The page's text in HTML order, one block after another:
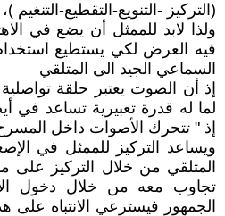
(التركيز -التنويع-التقطيع-التنغيم )،
ولذا لابد للممثل أن يضع في
فيه العرض لكي يستطيع
السماعي الجيد الى المتلقي
إذ أن الصوت يعتبر حلقة
لما له قدرة تعبيرية تساعد في
إذ " تتحرك الأصوات داخل
ويساعد التركيز للممثل في
المتلقي من خلال التركيز على
تجاوب معه من خلال دخول
الجمهور فيسترعي الانتباه على